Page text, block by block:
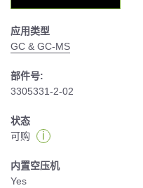
应用类型
GC & GC-MS
部件号:
3305331-2-02
状态
可购
i
内置空压机
Yes